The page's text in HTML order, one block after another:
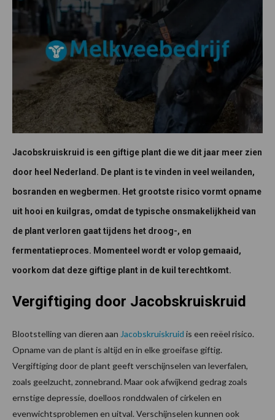
Jacobskruiskruid is een giftige plant die we dit jaar meer zien
door heel Nederland. De plant is te vinden in veel weilanden,
bosranden en wegbermen. Het grootste risico vormt opname
uit hooi en kuilgras, omdat de typische onsmakelijkheid van
de plant verloren gaat tijdens het droog-, en
fermentatieproces. Momenteel wordt er volop gemaaid,
voorkom dat deze giftige plant in de kuil terechtkomt.
Vergiftiging door Jacobskruiskruid
Blootstelling van dieren aan Jacobskruiskruid is een reëel risico.
Opname van de plant is altijd en in elke groeifase giftig.
Vergiftiging door de plant geeft verschijnselen van leverfalen,
zoals geelzucht, zonnebrand. Maar ook afwijkend gedrag zoals
ernstige depressie, doelloos ronddwalen of cirkelen en
evenwichtsproblemen en uitval. Verschijnselen kunnen ook